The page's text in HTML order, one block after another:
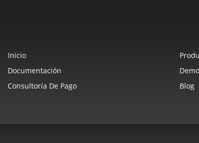
Inicio
Documentación
Consultoría De Pago
Blog